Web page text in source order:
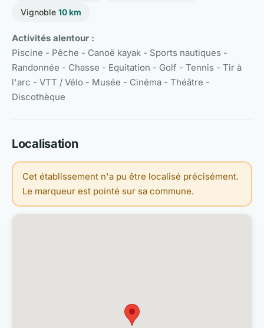
Vignoble 10 km
Activités alentour :
Piscine - Pêche - Canoë kayak - Sports nautiques -
Randonnée - Chasse - Equitation - Golf - Tennis - Tir à
l'arc - VTT / Vélo - Musée - Cinéma - Théâtre -
Discothèque
Localisation
Cet établissement n'a pu être localisé précisément.
Le marqueur est pointé sur sa commune.